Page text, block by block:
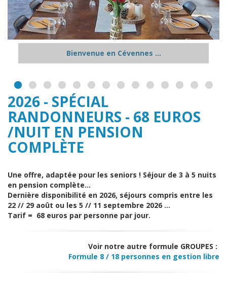
Au soleil ...
2026 - SPÉCIAL
RANDONNEURS - 68 EUROS
/NUIT EN PENSION
COMPLÈTE
Une offre, adaptée pour les seniors ! Séjour de 3 à 5 nuits
en pension complète…
Dernière disponibilité en 2026, séjours compris entre les
22 // 29 août ou les 5 // 11 septembre 2026 ...
Tarif = 68 euros par personne par jour.
Voir notre autre formule GROUPES :
Formule 8 / 18 personnes en gestion libre